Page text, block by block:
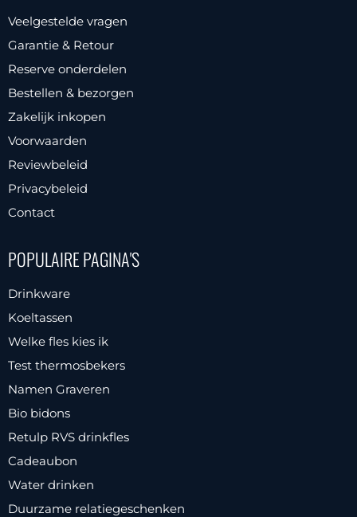
Veelgestelde vragen
Garantie & Retour
Reserve onderdelen
Bestellen & bezorgen
Zakelijk inkopen
Voorwaarden
Reviewbeleid
Privacybeleid
Contact
POPULAIRE PAGINA'S
Drinkware
Koeltassen
Welke fles kies ik
Test thermosbekers
Namen Graveren
Bio bidons
Retulp RVS drinkfles
Cadeaubon
Water drinken
Duurzame relatiegeschenken